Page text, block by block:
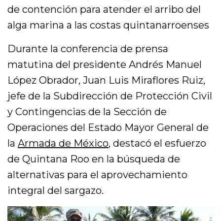
de contención para atender el arribo del
alga marina a las costas quintanarroenses
Durante la conferencia de prensa
matutina del presidente Andrés Manuel
López Obrador, Juan Luis Miraflores Ruiz,
jefe de la Subdirección de Protección Civil
y Contingencias de la Sección de
Operaciones del Estado Mayor General de
laArmada de México, destacó el esfuerzo
de Quintana Roo en la búsqueda de
alternativas para el aprovechamiento
integral del sargazo.